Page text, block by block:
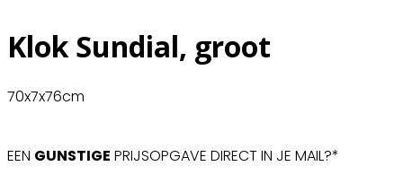
Klok Sundial, groot
70x7x76cm
EEN GUNSTIGE PRIJSOPGAVE DIRECT IN JE MAIL?*